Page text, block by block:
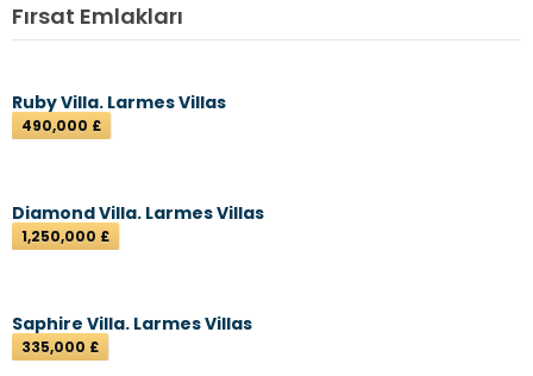
Fırsat Emlakları
Ruby Villa. Larmes Villas
490,000 £
Diamond Villa. Larmes Villas
1,250,000 £
Saphire Villa. Larmes Villas
335,000 £